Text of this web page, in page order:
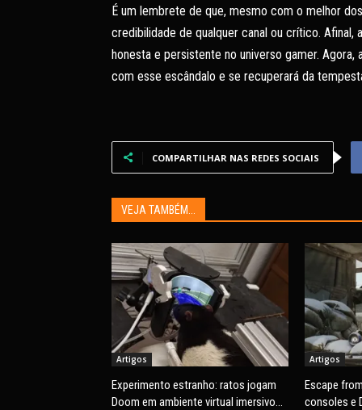
É um lembrete de que, mesmo com o melhor
credibilidade de qualquer canal ou crítico.
honesta e persistente no universo gamer.
com esse escândalo e se recuperará da
COMPARTILHAR NAS REDES SOCIAIS
VEJA TAMBÉM...
Artigos
Experimento estranho: ratos jogam
Doom em ambiente virtual imersivo
Artigos
Escape
consoles e